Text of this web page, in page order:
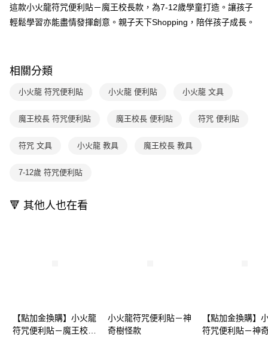
成交易。
3.實際核准額度、可分期數及費用金額請依後續交易確認頁面所載為準。
4.訂單成立30分鐘內，如未前往確認交易或遇審核未通過，訂單將自動取
1.分期款項不併入電信帳單，「大哥付你分期」於每月結算日後寄送繳費提
2.透過簡訊連結打開帳單後，可選擇「超商條碼／台灣大直營門市／銀行轉
【注意事項】
用戶於交易時，得透過本服務購買商品或服務，並由商店將買賣／分期付款
2.基於同意付款使用「大哥付你分期」之契約關係目的，商店將以您的個人
資料（包含姓名、電話或地址）提供予台灣大哥大進項蒐集、處理及利用，
3.完整用戶服務條款，請詳閱以下連結：
AFTEE先享後付是「在收到商品之後才付款」的支付方式。 讓您購物簡單
便利好安心！
【「AFTEE先享後付」結帳流程】
１．於結帳方式選擇「AFTEE先享後付」後，將跳轉至「AFTEE先享後付」
結帳頁面，進行簡訊認證並確認金額後，即可完成結帳。
３．收到繳費通知簡訊後14天內，點擊此簡訊中的連結，可透過四大超商／
※ 請注意：結帳手續完成當下不需立刻繳費，但若您需要取消訂單，請聯絡
購買商品的店家。未經商家同意取消之訂單仍視為有效，需透過AFTEE先享
※ 交易是否成功請以「AFTEE先享後付 」之結帳頁面顯示為準，若有關於
４．使用「AFTEE先享後付」時，將依據個別帳號之用戶狀況，依本公司即
時審查核予不同之上限額度；若仍有額度不足之情形，本公司將視審查結果
請求用戶進行身份認證。
ATM付款
每筆NT$70，滿NT$499(含以上)免運費
付款後7-11取貨
每筆NT$70，滿NT$800(含以上)免運費
離島宅配（澎湖、金門、馬祖、小琉球；不適用於郵局i郵箱）
這款小火龍符咒便利貼－魔王校長款，為7-12歲學童打造。讓孩子
輕鬆學習亦能盡情發揮創意。親子天下Shopping，陪伴孩子成長。
相關分類
小火龍 符咒便利貼 小火龍 便利貼 小火龍 文具
魔王校長 符咒便利貼 魔王校長 便利貼 符咒 便利貼
符咒 文具 小火龍 教具 魔王校長 教具
7-12歲 符咒便利貼
🔻 其他人也在看
【點加金換購】小火龍
符咒便利貼－魔王校長
小火龍符咒便利貼－神
奇樹怪款
【點加金換購】
符咒便利貼－神